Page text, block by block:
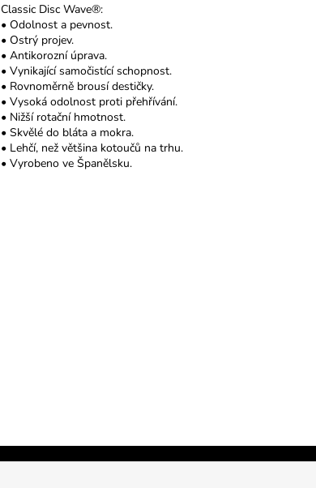
Classic Disc Wave®:
• Odolnost a pevnost.
• Ostrý projev.
• Antikorozní úprava.
• Vynikající samočistící schopnost.
• Rovnoměrně brousí destičky.
• Vysoká odolnost proti přehřívání.
• Nižší rotační hmotnost.
• Skvělé do bláta a mokra.
• Lehčí, než většina kotoučů na trhu.
• Vyrobeno ve Španělsku.